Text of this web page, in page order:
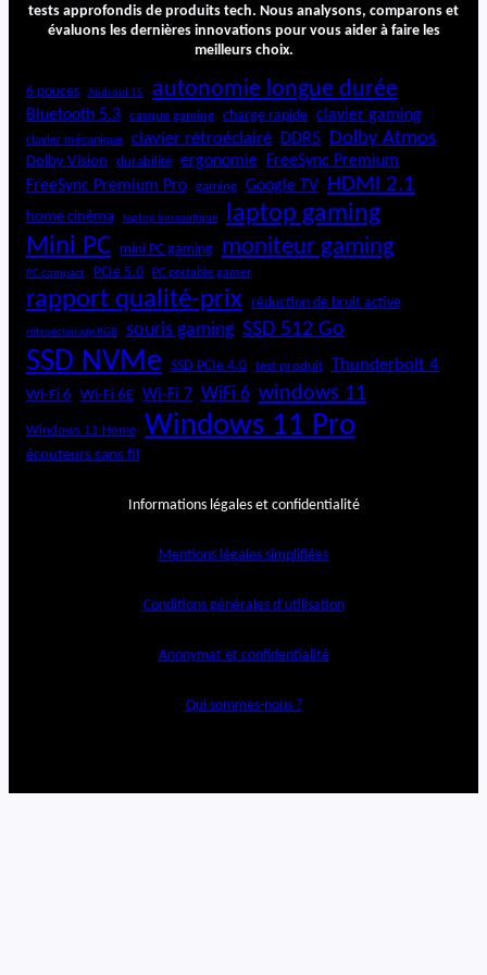
tests approfondis de produits tech. Nous analysons, comparons et
évaluons les dernières innovations pour vous aider à faire les
meilleurs choix.
6 pouces Android 15 autonomie longue durée
Bluetooth 5.3 casque gaming charge rapide clavier gaming
clavier mécanique clavier rétroéclairé DDR5 Dolby Atmos
Dolby Vision durabilité ergonomie
FreeSync Premium
FreeSync Premium Pro
gaming Google TV HDMI 2.1
home cinéma laptop bureautique laptop gaming
Mini PC mini PC gaming moniteur gaming
PC compact PCIe 5.0 PC portable gamer
rapport qualité-prix réduction de bruit active
rétroéclairage RGB souris gaming SSD 512 Go
SSD NVMe SSD PCIe 4.0 test produit Thunderbolt 4
Wi-Fi 6 Wi-Fi 6E Wi-Fi 7 WiFi 6 windows 11
Windows 11 Home Windows 11 Pro
écouteurs sans fil
Informations légales et confidentialité
Mentions légales simplifiées
Conditions générales d’utilisation
Anonymat et confidentialité
Qui sommes-nous ?